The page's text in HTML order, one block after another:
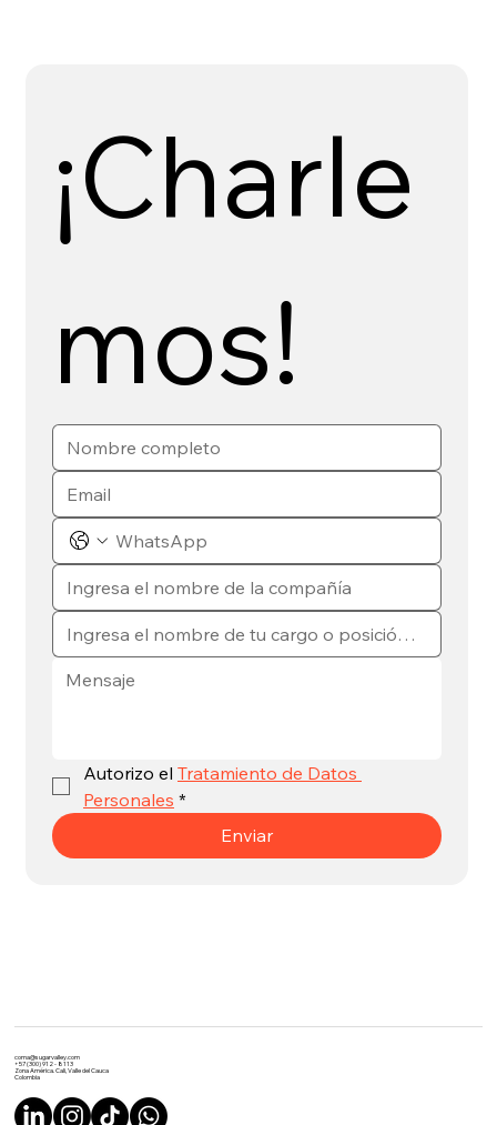
¡Charle
mos!
Autorizo el Tratamiento de Datos
Personales *
Enviar
coma@sugarvalley.com
+57 (300) 912 - 8113
Zona América. Cali, Valle del Cauca
Colombia